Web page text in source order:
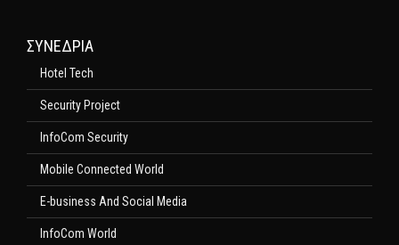
ΣΥΝΕΔΡΙΑ
Hotel Tech
Security Project
InfoCom Security
Mobile Connected World
E-business And Social Media
InfoCom World